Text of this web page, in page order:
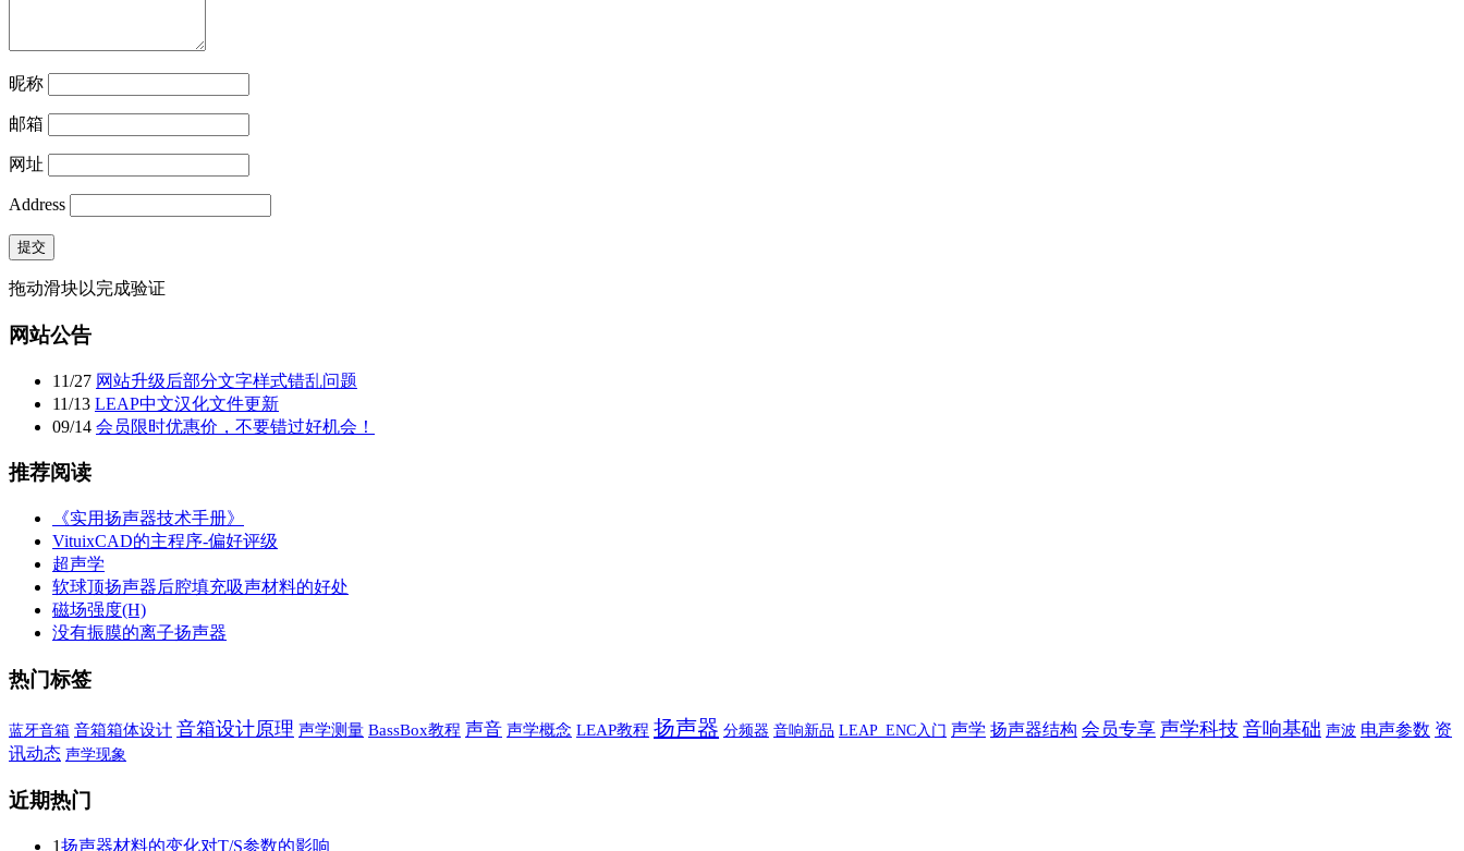
昵称
邮箱
网址
Address
提交
拖动滑块以完成验证
网站公告
11/27 网站升级后部分文字样式错乱问题
11/13 LEAP中文汉化文件更新
09/14 会员限时优惠价，不要错过好机会！
推荐阅读
《实用扬声器技术手册》
VituixCAD的主程序-偏好评级
超声学
软球顶扬声器后腔填充吸声材料的好处
磁场强度(H)
没有振膜的离子扬声器
热门标签
蓝牙音箱 音箱箱体设计 音箱设计原理 声学测量 BassBox教程 声音 声学概念 LEAP教程 扬声器 分频器 音响新品 LEAP_ENC入门 声学 扬声器结构 会员专享 声学科技 音响基础 声波 电声参数 资
讯动态 声学现象
近期热门
1扬声器材料的变化对T/S参数的影响